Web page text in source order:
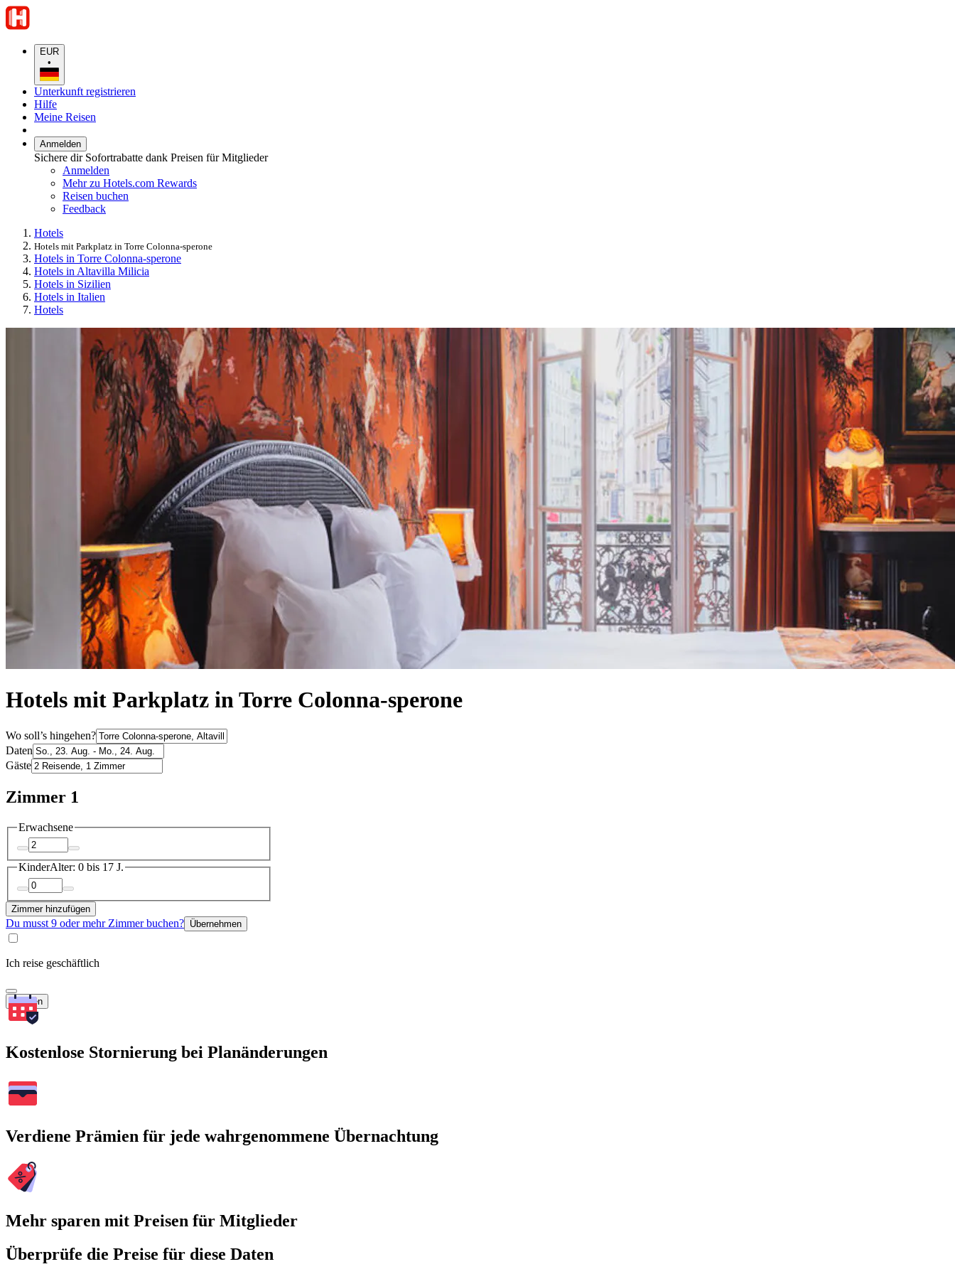
EUR
•
Unterkunft registrieren
Hilfe
Meine Reisen
Anmelden
Sichere dir Sofortrabatte dank Preisen für Mitglieder
Anmelden
Mehr zu Hotels.com Rewards
Reisen buchen
Feedback
Hotels
Hotels mit Parkplatz in Torre Colonna-sperone
Hotels in Torre Colonna-sperone
Hotels in Altavilla Milicia
Hotels in Sizilien
Hotels in Italien
Hotels
Hotels mit Parkplatz in Torre Colonna-sperone
Wo soll’s hingehen?
Daten
Gäste
Zimmer 1
Erwachsene
KinderAlter: 0 bis 17 J.
Zimmer hinzufügen
Du musst 9 oder mehr Zimmer buchen? Übernehmen
Ich reise geschäftlich
Suchen
Kostenlose Stornierung bei Planänderungen
Verdiene Prämien für jede wahrgenommene Übernachtung
Mehr sparen mit Preisen für Mitglieder
Überprüfe die Preise für diese Daten